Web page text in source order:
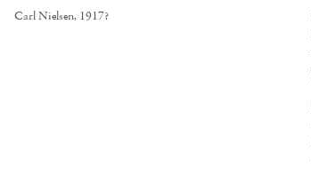
Carl Nielsen, 1917?